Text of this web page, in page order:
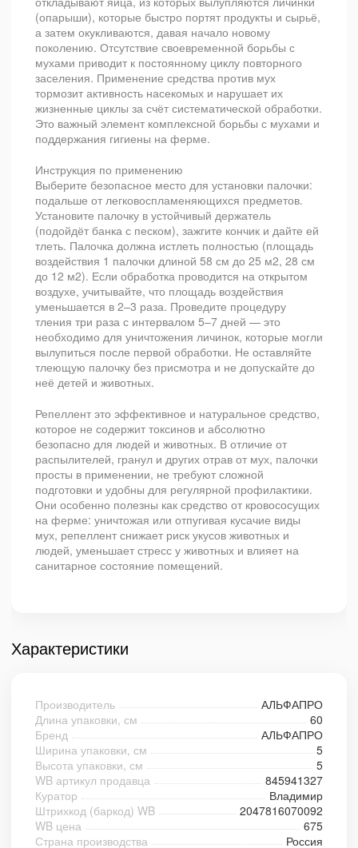
(опарыши), которые быстро портят продукты и сырьё,
а затем окукливаются, давая начало новому
поколению. Отсутствие своевременной борьбы с
мухами приводит к постоянному циклу повторного
заселения. Применение средства против мух
тормозит активность насекомых и нарушает их
жизненные циклы за счёт систематической обработки.
Это важный элемент комплексной борьбы с мухами и
поддержания гигиены на ферме.
Инструкция по применению
Выберите безопасное место для установки палочки:
подальше от легковоспламеняющихся предметов.
Установите палочку в устойчивый держатель
(подойдёт банка с песком), зажгите кончик и дайте ей
тлеть. Палочка должна истлеть полностью (площадь
воздействия 1 палочки длиной 58 см до 25 м2, 28 см
до 12 м2). Если обработка проводится на открытом
воздухе, учитывайте, что площадь воздействия
уменьшается в 2–3 раза. Проведите процедуру
тления три раза с интервалом 5–7 дней — это
необходимо для уничтожения личинок, которые могли
вылупиться после первой обработки. Не оставляйте
тлеющую палочку без присмотра и не допускайте до
неё детей и животных.
Репеллент это эффективное и натуральное средство,
которое не содержит токсинов и абсолютно
безопасно для людей и животных. В отличие от
распылителей, гранул и других отрав от мух, палочки
просты в применении, не требуют сложной
подготовки и удобны для регулярной профилактики.
Они особенно полезны как средство от кровососущих
на ферме: уничтожая или отпугивая кусачие виды
мух, репеллент снижает риск укусов животных и
людей, уменьшает стресс у животных и влияет на
санитарное состояние помещений.
Характеристики
Производитель
АЛЬФАПРО
Длина упаковки, см
60
Бренд
АЛЬФАПРО
Ширина упаковки, см
5
Высота упаковки, см
5
WB артикул продавца
845941327
Куратор
Владимир
Штрихкод (баркод) WB
2047816070092
WB цена
675
Страна производства
Россия